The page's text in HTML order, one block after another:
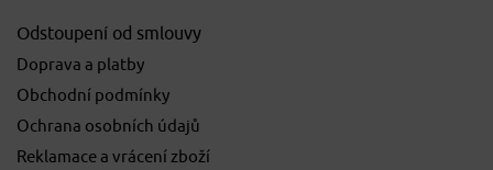
Odstoupení od smlouvy
Doprava a platby
Obchodní podmínky
Ochrana osobních údajů
Reklamace a vrácení zboží